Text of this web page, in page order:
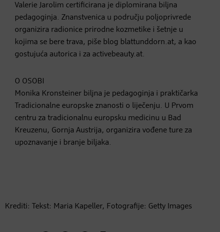
Valerie Jarolim certificirana je diplomirana biljna
pedagoginja. Znanstvenica u području poljoprivrede
organizira radionice prirodne kozmetike i šetnje u
kojima se bere trava, piše blog blattunddorn.at, a kao
gostujuća autorica i za activebeauty.at.
O OSOBI
Monika Kronsteiner biljna je pedagoginja i praktičarka
Tradicionalne europske znanosti o liječenju. U Prvom
centru za tradicionalnu europsku medicinu u Bad
Kreuzenu, Gornja Austrija, organizira vođene ture za
upoznavanje i branje biljaka.
Krediti: Tekst: Maria Kapeller, Fotografije: Getty Images